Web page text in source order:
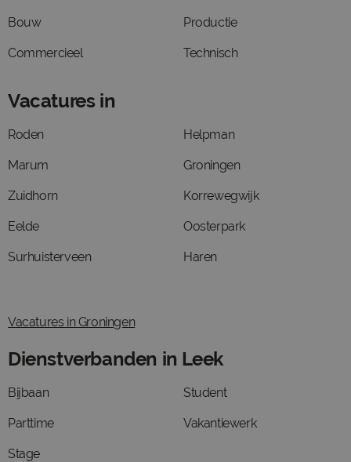
Bouw
Commercieel
Productie
Technisch
Vacatures in
Roden
Marum
Zuidhorn
Eelde
Surhuisterveen
Helpman
Groningen
Korrewegwijk
Oosterpark
Haren
Vacatures in Groningen
Dienstverbanden in Leek
Bijbaan
Parttime
Stage
Student
Vakantiewerk